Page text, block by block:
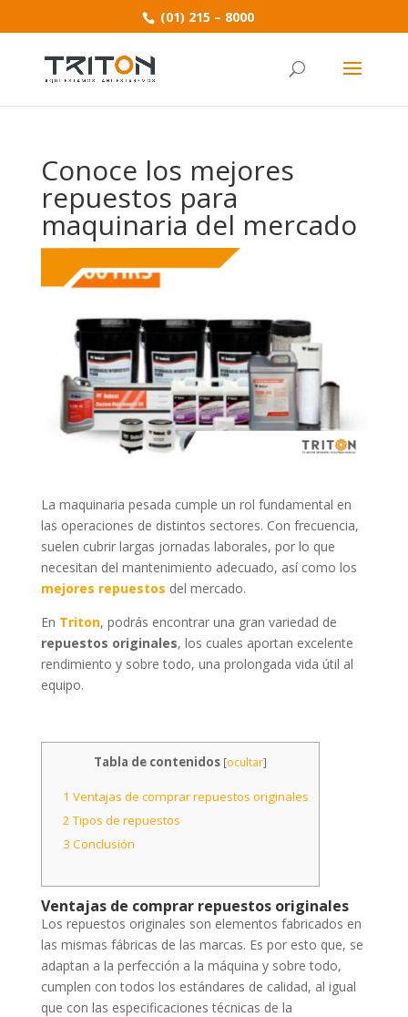
(01) 215 – 8000
Conoce los mejores
repuestos para
maquinaria del mercado
La maquinaria pesada cumple un rol fundamental en
las operaciones de distintos sectores. Con frecuencia,
suelen cubrir largas jornadas laborales, por lo que
necesitan del mantenimiento adecuado, así como los
mejores repuestos del mercado.
En Triton, podrás encontrar una gran variedad de
repuestos originales, los cuales aportan excelente
rendimiento y sobre todo, una prolongada vida útil al
equipo.
Tabla de contenidos [ocultar]
1 Ventajas de comprar repuestos originales
2Tipos de repuestos
3 Conclusión
Ventajas de comprar repuestos originales
Los repuestos originales son elementos fabricados en
las mismas fábricas de las marcas. Es por esto que, se
adaptan a la perfección a la máquina y sobre todo,
cumplen con todos los estándares de calidad, al igual
que con las especificaciones técnicas de la